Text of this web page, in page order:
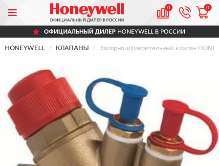
0 0
ОФИЦИАЛЬНЫЙ ДИЛЕР HONEYWELL В РОССИИ
HONEYWELL КЛАПАНЫ Запорно-измерительный клапан